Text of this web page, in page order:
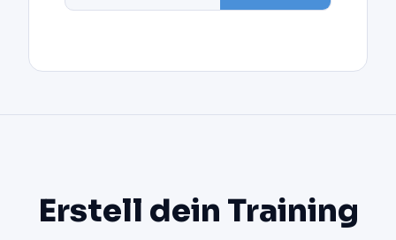
Erstell dein Training